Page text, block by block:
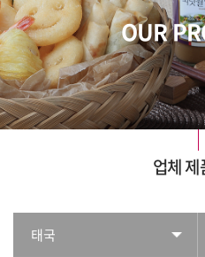
OUR
업체
태국